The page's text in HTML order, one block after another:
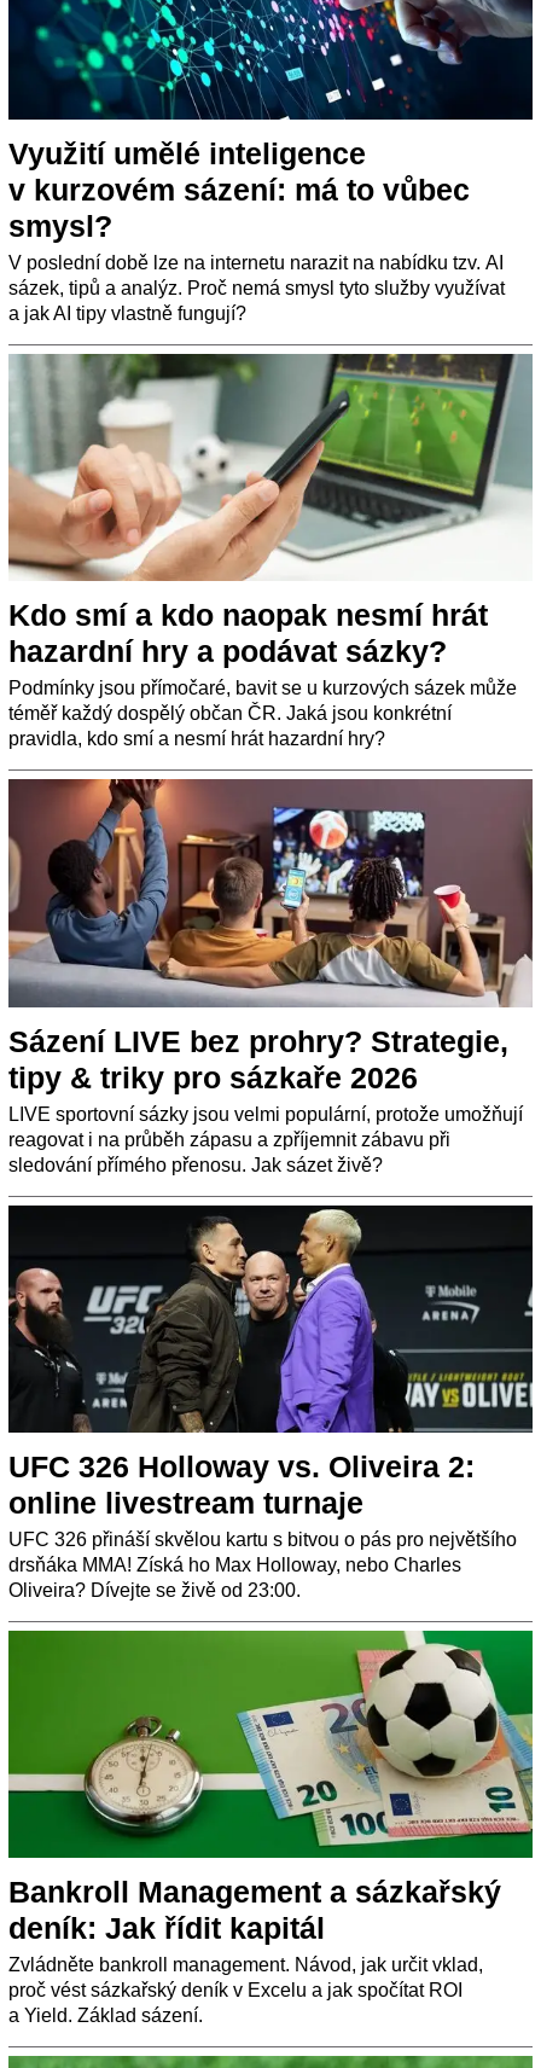
Využití umělé inteligence
v kurzovém sázení: má to vůbec
smysl?
V poslední době lze na internetu narazit na nabídku tzv. AI
sázek, tipů a analýz. Proč nemá smysl tyto služby využívat
a jak AI tipy vlastně fungují?
Kdo smí a kdo naopak nesmí hrát
hazardní hry a podávat sázky?
Podmínky jsou přímočaré, bavit se u kurzových sázek může
téměř každý dospělý občan ČR. Jaká jsou konkrétní
pravidla, kdo smí a nesmí hrát hazardní hry?
Sázení LIVE bez prohry? Strategie,
tipy & triky pro sázkaře 2026
LIVE sportovní sázky jsou velmi populární, protože umožňují
reagovat i na průběh zápasu a zpříjemnit zábavu při
sledování přímého přenosu. Jak sázet živě?
UFC 326 Holloway vs. Oliveira 2:
online livestream turnaje
UFC 326 přináší skvělou kartu s bitvou o pás pro největšího
drsňáka MMA! Získá ho Max Holloway, nebo Charles
Oliveira? Dívejte se živě od 23:00.
Bankroll Management a sázkařský
deník: Jak řídit kapitál
Zvládněte bankroll management. Návod, jak určit vklad,
proč vést sázkařský deník v Excelu a jak spočítat ROI
a Yield. Základ sázení.